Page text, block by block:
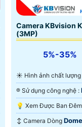
Camera KBvision
(3MP)
5%-35%
☀️ Hình ảnh chất lượng
®️ Sử dụng công nghệ :
Màu Ban Ðêm.
↕️ Camera Dòng